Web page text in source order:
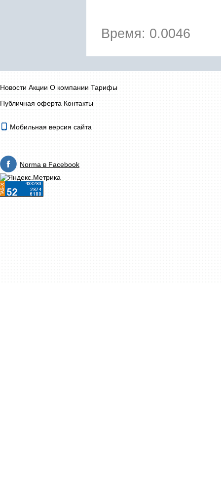
Время: 0.0046
Новости Акции О компании Тарифы
Публичная оферта Контакты
Мобильная версия сайта
Norma в Facebook